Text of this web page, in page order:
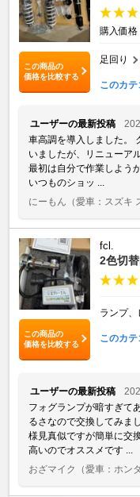
この商品の
価格を比較する
購入価
足回り
このカ
ユーザーの最新投稿
車高調を導入しました。
いましたが、リニューア
最初は自分で作業しよう
いつものショッ ...
にーもん （愛車：スズキ
この商品の
価格を比較する
fcl.
2色切
ランプ
このカ
ユーザーの最新投稿
フォグランプが暗すぎて
るさなので交換してみま
様見真似ですが簡単に交
高いのでオススメです ...
おざマイク
（愛車：ホン